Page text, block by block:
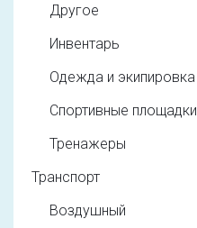
Другое
Инвентарь
Одежда и экипировка
Спортивные площадки
Тренажеры
Транспорт
Воздушный